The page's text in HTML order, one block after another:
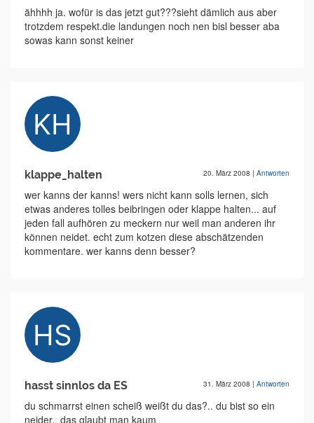
ähhhh ja. wofür is das jetzt gut???sieht dämlich aus aber
trotzdem respekt.die landungen noch nen bisl besser aba
sowas kann sonst keiner
klappe_halten 20. März 2008 | Antworten
wer kanns der kanns! wers nicht kann solls lernen, sich
etwas anderes tolles beibringen oder klappe halten... auf
jeden fall aufhören zu meckern nur weil man anderen ihr
können neidet. echt zum kotzen diese abschätzenden
kommentare. wer kanns denn besser?
hasst sinnlos da ES 31. März 2008 | Antworten
du schmarrst einen scheiß weißt du das?.. du bist so ein
neider.. das glaubt man kaum